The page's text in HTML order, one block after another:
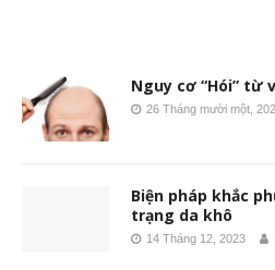
Nguy cơ “Hói” từ
26 Tháng mười một,
Biện pháp khắc
trạng da khô
14 Tháng 12, 2023